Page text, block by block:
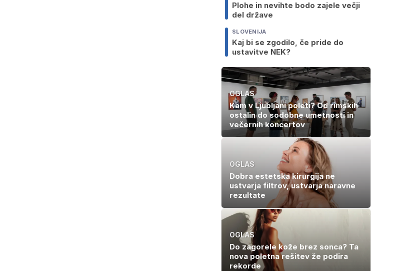
Plohe in nevihte bodo zajele večji
del države
SLOVENIJA
Kaj bi se zgodilo, če pride do
ustavitve NEK?
OGLAS
Kam v Ljubljani poleti? Od rimskih
ostalin do sodobne umetnosti in
večernih koncertov
OGLAS
Dobra estetska kirurgija ne
ustvarja filtrov, ustvarja naravne
rezultate
OGLAS
Do zagorele kože brez sonca? Ta
nova poletna rešitev že podira
rekorde